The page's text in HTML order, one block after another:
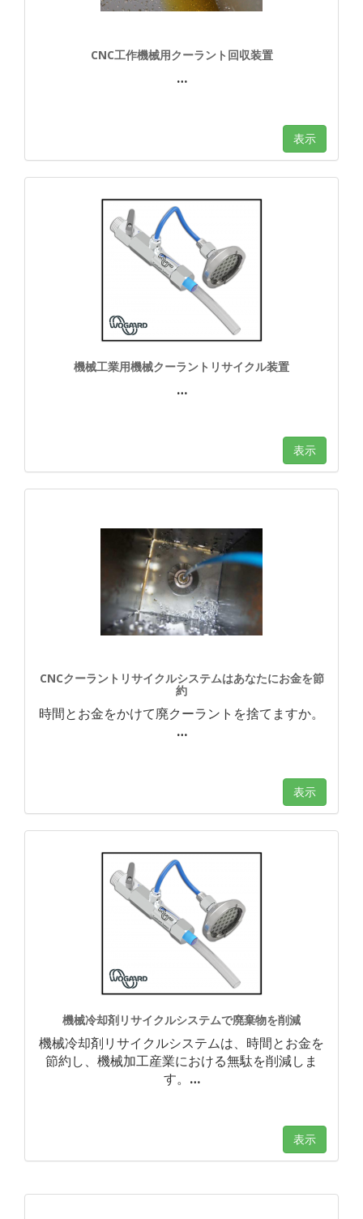
CNC工作機械用クーラント回収装置
…
表示
機械工業用機械クーラントリサイクル装置
…
表示
CNCクーラントリサイクルシステムはあなたにお金を節
約
時間とお金をかけて廃クーラントを捨てますか。
…
表示
機械冷却剤リサイクルシステムで廃棄物を削減
機械冷却剤リサイクルシステムは、時間とお金を
節約し、機械加工産業における無駄を削減しま
す。 …
表示